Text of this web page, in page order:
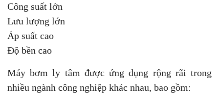
Công suất lớn
Lưu lượng lớn
Áp suất cao
Độ bền cao
Máy bơm ly tâm được ứng dụng rộng rãi trong
nhiều ngành công nghiệp khác nhau, bao gồm: